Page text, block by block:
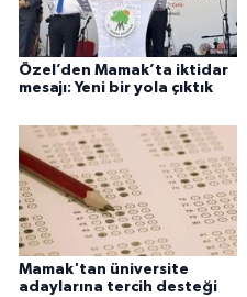
Özel’den Mamak’ta iktidar
mesajı: Yeni bir yola çıktık
Mamak'tan üniversite
adaylarına tercih desteği